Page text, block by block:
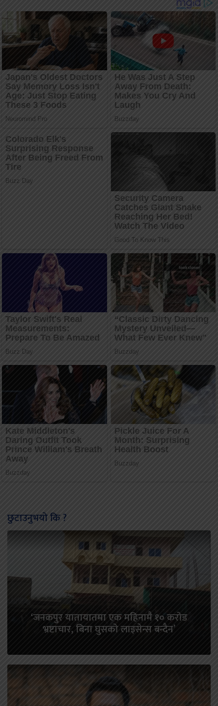
छुटाउनुभयो कि ?
‘जनकपुर यातायातमा एक महिनामै १० करोड
भ्रष्टाचार, बिना घुसको लाइसेन्स बन्दैन’